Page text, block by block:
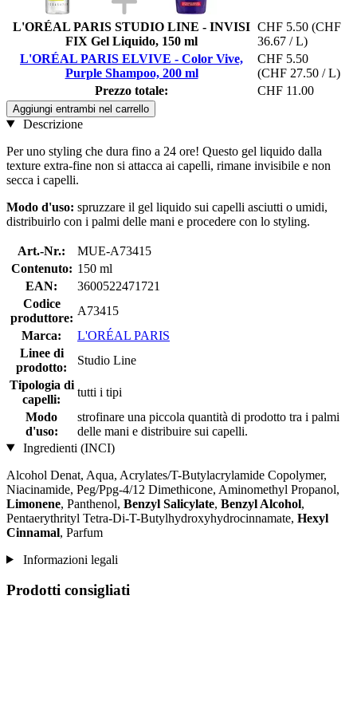
L'ORÉAL PARIS STUDIO LINE - INVISI
FIX Gel Liquido, 150 ml
CHF 5.50 (CHF
36.67 / L)
L'ORÉAL PARIS ELVIVE - Color Vive,
Purple Shampoo, 200 ml
CHF 5.50
(CHF 27.50 / L)
Prezzo totale:
CHF 11.00
Aggiungi entrambi nel carrello
Descrizione
Per uno styling che dura fino a 24 ore! Questo gel liquido dalla
texture extra-fine non si attacca ai capelli, rimane invisibile e non
secca i capelli.
Modo d'uso: spruzzare il gel liquido sui capelli asciutti o umidi,
distribuirlo con i palmi delle mani e procedere con lo styling.
Art.-Nr.:
MUE-A73415
Contenuto: 150 ml
EAN:
3600522471721
Codice
produttore:
A73415
Marca:
L'ORÉAL PARIS
Linee di
prodotto:
Studio Line
Tipologia di
capelli:
tutti i tipi
Modo
d'uso:
strofinare una piccola quantità di prodotto tra i palmi
delle mani e distribuire sui capelli.
Ingredienti (INCI)
Alcohol Denat, Aqua, Acrylates/T-Butylacrylamide Copolymer,
Niacinamide, Peg/Ppg-4/12 Dimethicone, Aminomethyl Propanol,
Limonene, Panthenol, Benzyl Salicylate, Benzyl Alcohol,
Pentaerythrityl Tetra-Di-T-Butylhydroxyhydrocinnamate, Hexyl
Cinnamal, Parfum
Informazioni legali
Prodotti consigliati